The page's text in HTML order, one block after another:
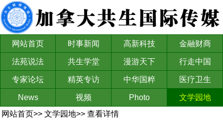
网站首页 时事新闻 高新科技 金融财商
法苑说法 共生学堂 漫游天下 行走中国
专家论坛 精英专访 中华国粹 医疗卫生
News 视频 Photo
文学园地
网站首页>> 文学园地>> 查看详情